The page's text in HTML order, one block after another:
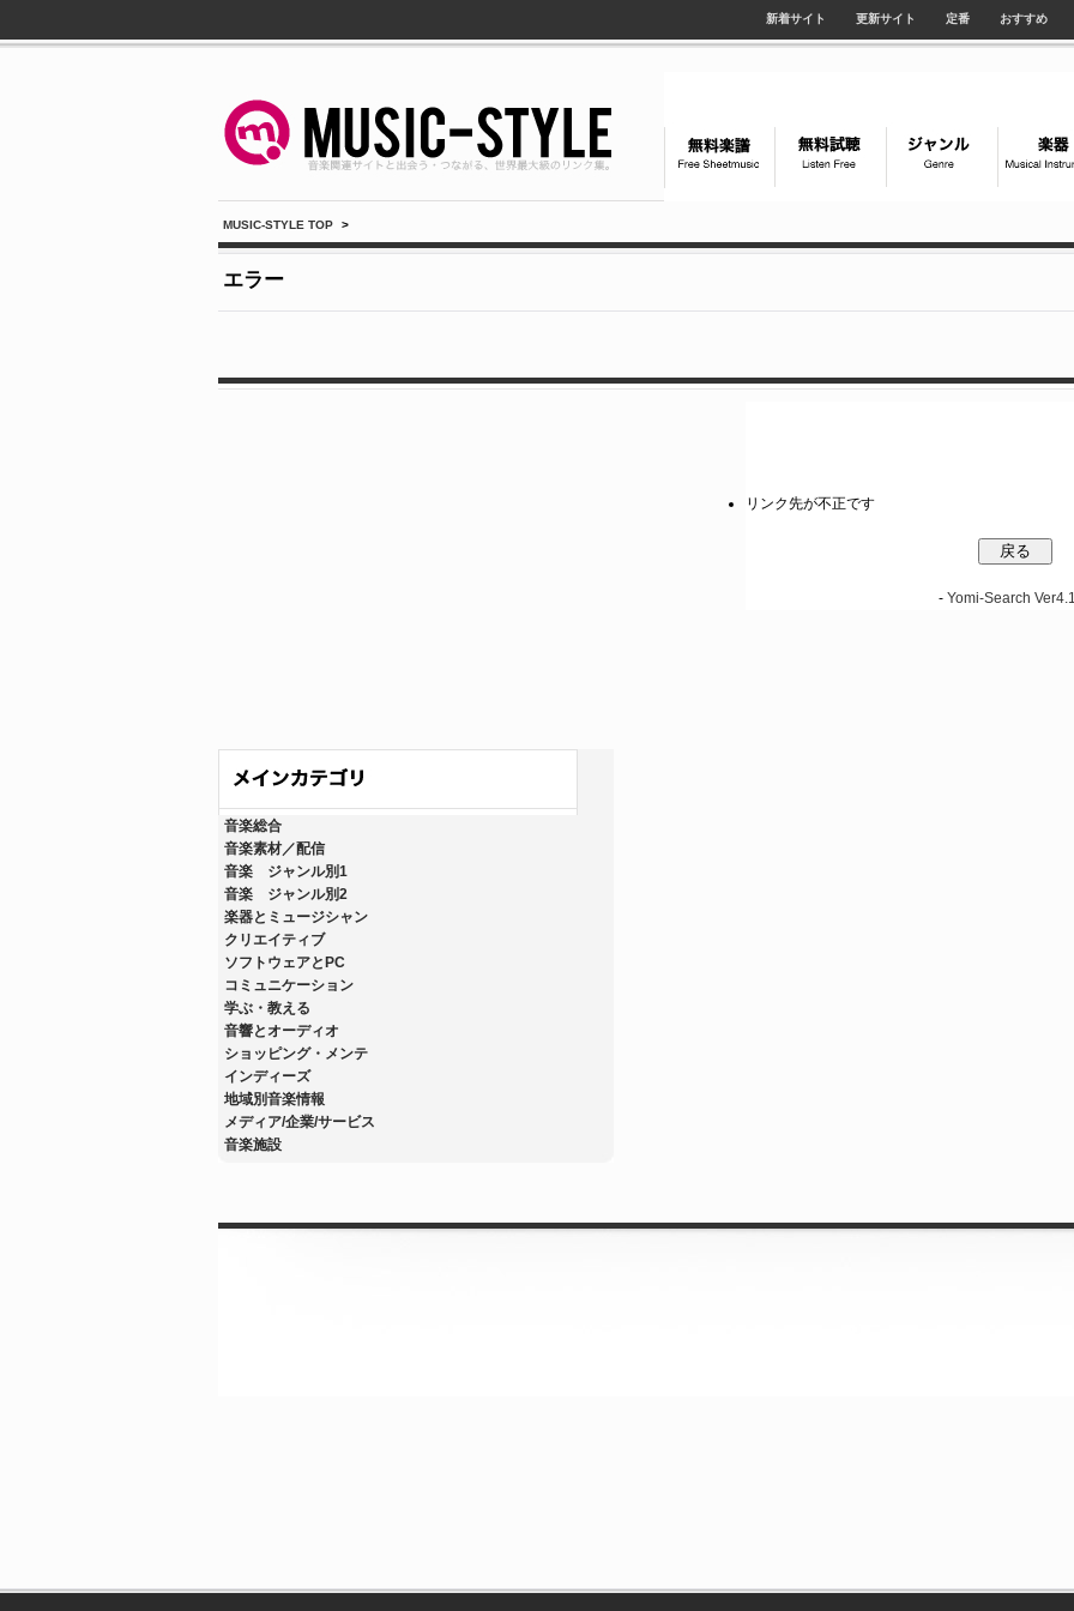
新着サイト 更新サイト 定番 おすすめ
MUSIC-STYLE TOP >
エラー
音楽総合
音楽素材／配信
音楽 ジャンル別1
音楽 ジャンル別2
楽器とミュージシャン
クリエイティブ
ソフトウェアとPC
コミュニケーション
学ぶ・教える
音響とオーディオ
ショッピング・メンテ
インディーズ
地域別音楽情報
メディア/企業/サービス
音楽施設
リンク先が不正です
- Yomi-Search